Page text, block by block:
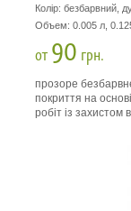
Колір: безбарвний,
Объем: 0.005 л,
от 90 грн.
прозоре
покриття на
робіт із захистом